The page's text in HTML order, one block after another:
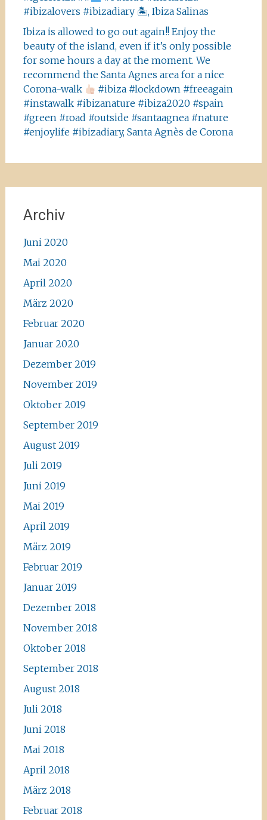
#ibizalovers #ibizadiary 🏝, Ibiza Salinas
Ibiza is allowed to go out again!! Enjoy the
beauty of the island, even if it’s only possible
for some hours a day at the moment. We
recommend the Santa Agnes area for a nice
Corona-walk
#ibiza #lockdown #freeagain
#instawalk #ibizanature #ibiza2020 #spain
#green #road #outside #santaagnea #nature
#enjoylife #ibizadiary, Santa Agnès de Corona
Archiv
Juni 2020
Mai 2020
April 2020
März 2020
Februar 2020
Januar 2020
Dezember 2019
November 2019
Oktober 2019
September 2019
August 2019
Juli 2019
Juni 2019
Mai 2019
April 2019
März 2019
Februar 2019
Januar 2019
Dezember 2018
November 2018
Oktober 2018
September 2018
August 2018
Juli 2018
Juni 2018
Mai 2018
April 2018
März 2018
Februar 2018